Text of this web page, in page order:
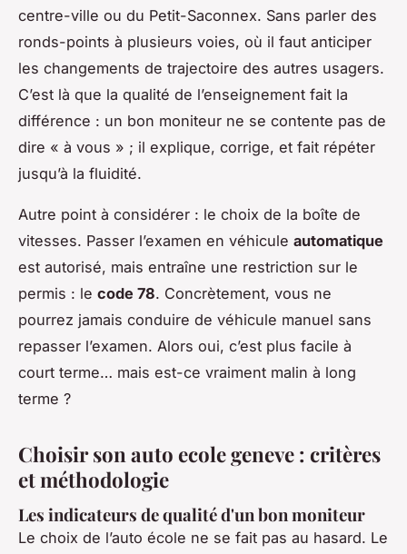
centre-ville ou du Petit-Saconnex. Sans parler des
ronds-points à plusieurs voies, où il faut anticiper
les changements de trajectoire des autres usagers.
C’est là que la qualité de l’enseignement fait la
différence : un bon moniteur ne se contente pas de
dire « à vous » ; il explique, corrige, et fait répéter
jusqu’à la fluidité.
Autre point à considérer : le choix de la boîte de
vitesses. Passer l’examen en véhicule automatique
est autorisé, mais entraîne une restriction sur le
permis : le code 78. Concrètement, vous ne
pourrez jamais conduire de véhicule manuel sans
repasser l’examen. Alors oui, c’est plus facile à
court terme… mais est-ce vraiment malin à long
terme ?
Choisir son auto ecole geneve : critères
et méthodologie
Les indicateurs de qualité d'un bon moniteur
Le choix de l’auto école ne se fait pas au hasard. Le